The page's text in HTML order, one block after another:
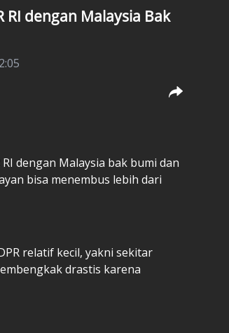
RI dengan Malaysia Bak
dengan Malaysia bak bumi dan
bisa menembus lebih dari
relatif kecil, yakni sekitar
drastis karena